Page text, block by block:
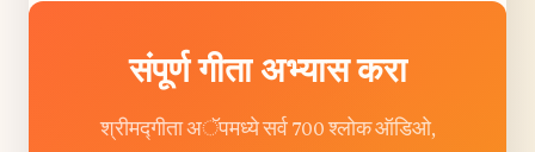
संपूर्ण गीता अभ्यास करा
श्रीमद्गीता अॅपमध्ये सर्व 700 श्लोक ऑडिओ,